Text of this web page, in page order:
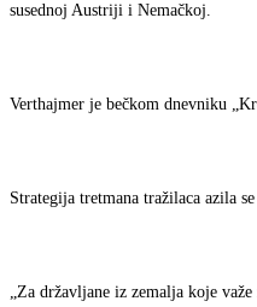
susednoj Austriji i Nemačkoj.
Verthajmer je bečkom dnevniku
Strategija tretmana tražilaca azila
„Za državljane iz zemalja koje